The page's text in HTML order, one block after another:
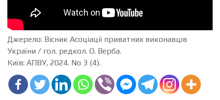
Джерело: Вісник Асоціації приватних виконавців
України / гол. редкол. О. Верба.
Київ: АПВУ, 2024. No 3 (4).